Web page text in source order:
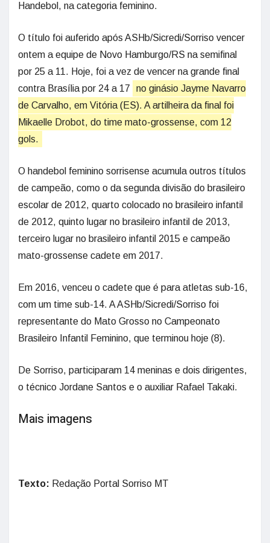
Handebol, na categoria feminino.
O título foi auferido após ASHb/Sicredi/Sorriso vencer
ontem a equipe de Novo Hamburgo/RS na semifinal
por 25 a 11. Hoje, foi a vez de vencer na grande final
contra Brasília por 24 a 17
no ginásio Jayme Navarro
de Carvalho, em Vitória (ES). A artilheira da final foi
Mikaelle Drobot, do time mato-grossense, com 12
gols.
O handebol feminino sorrisense acumula outros títulos
de campeão, como o da segunda divisão do brasileiro
escolar de 2012, quarto colocado no brasileiro infantil
de 2012, quinto lugar no brasileiro infantil de 2013,
terceiro lugar no brasileiro infantil 2015 e campeão
mato-grossense cadete em 2017.
Em 2016, venceu o cadete que é para atletas sub-16,
com um time sub-14. A ASHb/Sicredi/Sorriso foi
representante do Mato Grosso no Campeonato
Brasileiro Infantil Feminino, que terminou hoje (8).
De Sorriso, participaram 14 meninas e dois dirigentes,
o técnico Jordane Santos e o auxiliar Rafael Takaki.
Mais imagens
Texto: Redação Portal Sorriso MT